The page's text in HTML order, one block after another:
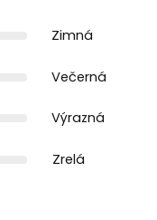
Zimná
Večerná
Výrazná
Zrelá